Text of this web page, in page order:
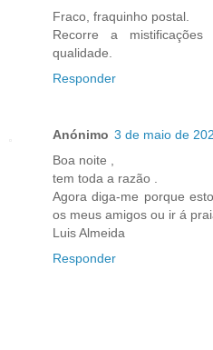
Fraco, fraquinho postal.
Recorre a
qualidade.
Responder
Anónimo 3 de maio de
Boa noite ,
tem toda a razão .
Agora diga-me porque
os meus amigos ou ir á
Luis Almeida
Responder